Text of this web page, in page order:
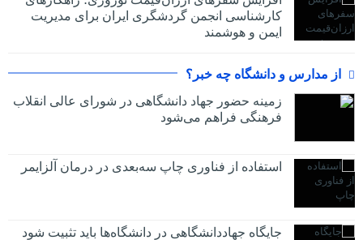
کارشناسی انجمن گردشگری ایران برای مدیریت
ایمن و هوشمند
از مدارس و دانشگاه چه خبر؟
زمینه حضور جهاد دانشگاهی در شورای عالی انقلاب
فرهنگی فراهم می‌شود
استفاده از فناوری چاپ سه‌بعدی در درمان آلزایمر
جایگاه جهاددانشگاهی در دانشگاه‌ها باید تثبیت شود